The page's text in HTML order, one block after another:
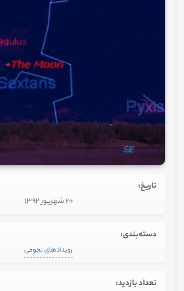
تاریخ:
20 شهریور 1392
دسته‌بندی:
رویدادهای نجومی
تعداد بازدید: